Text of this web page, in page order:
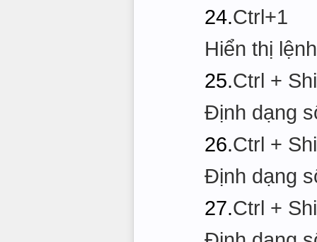
24.Ctrl+1
Hiển thị
25.Ctrl +
Định dạng
26.Ctrl +
Định dạng
27.Ctrl +